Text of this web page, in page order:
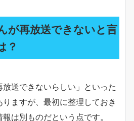
が再放送できないと言
？
放送できないらしい」といった
ますが、最初に整理しておき
は別ものだという点です。